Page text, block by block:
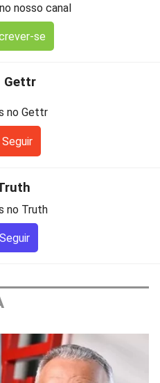
nosso canal
se
Gettr
no Gettr
Seguir
no Truth
Seguir